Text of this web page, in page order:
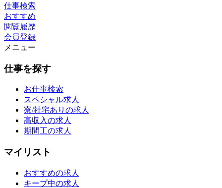
仕事検索
おすすめ
閲覧履歴
会員登録
メニュー
仕事を探す
お仕事検索
スペシャル求人
寮/社宅ありの求人
高収入の求人
期間工の求人
マイリスト
おすすめの求人
キープ中の求人